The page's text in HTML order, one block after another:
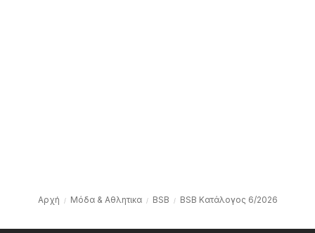
Αρχή Μόδα & Aθλητικα BSB BSB Kατάλογος 6/2026